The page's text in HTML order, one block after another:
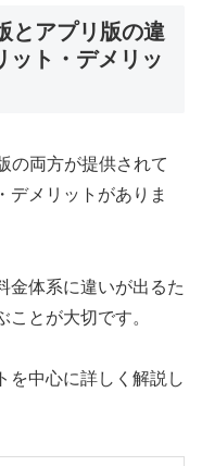
とアプリ版の違
ット・デメリッ
の両方が提供されて
デメリットがありま
金体系に違いが出るた
とが大切です。
を中心に詳しく解説し